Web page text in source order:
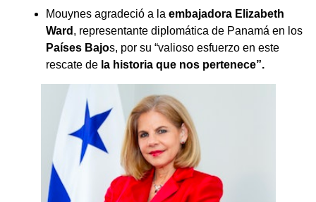
— ErikaMouynes (@ErikaMouynes)August 29, 2022
Mouynes agradeció a la embajadora Elizabeth
Ward , representante diplomática de Panamá en los
Países Bajos, por su “valioso esfuerzo en este
rescate de la historia que nos pertenece”.